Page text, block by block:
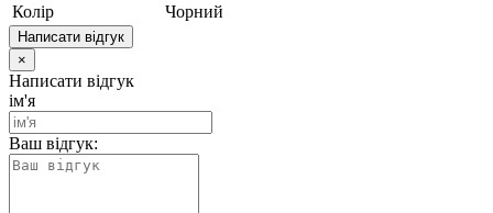
Колір
Чорний
Написати відгук
×
Написати відгук
ім'я
Ваш відгук: